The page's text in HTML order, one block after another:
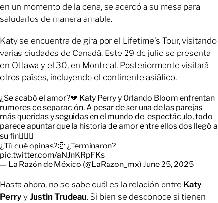
en un momento de la cena, se acercó a su mesa para
saludarlos de manera amable.
Katy se encuentra de gira por el Lifetime’s Tour, visitando
varias ciudades de Canadá. Este 29 de julio se presenta
en Ottawa y el 30, en Montreal. Posteriormente visitará
otros países, incluyendo el continente asiático.
¿Se acabó el amor?💔 Katy Perry y Orlando Bloom enfrentan
rumores de separación. A pesar de ser una de las parejas
más queridas y seguidas en el mundo del espectáculo, todo
parece apuntar que la historia de amor entre ellos dos llegó a
su fin👇🏻😱
¿Tú qué opinas?🤔 ¿Terminaron?…
pic.twitter.com/aNJnKRpFKs
— La Razón de México (@LaRazon_mx) June 25, 2025
Hasta ahora, no se sabe cuál es la relación entre Katy
Perry y Justin Trudeau. Si bien se desconoce si tienen